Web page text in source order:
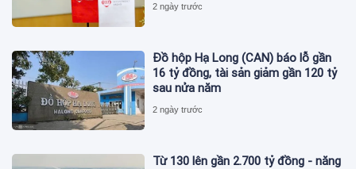
2 ngày trước
Đồ hộp Hạ Long (CAN) báo lỗ gần
16 tỷ đồng, tài sản giảm gần 120 tỷ
sau nửa năm
2 ngày trước
Từ 130 lên gần 2.700 tỷ đồng - năng